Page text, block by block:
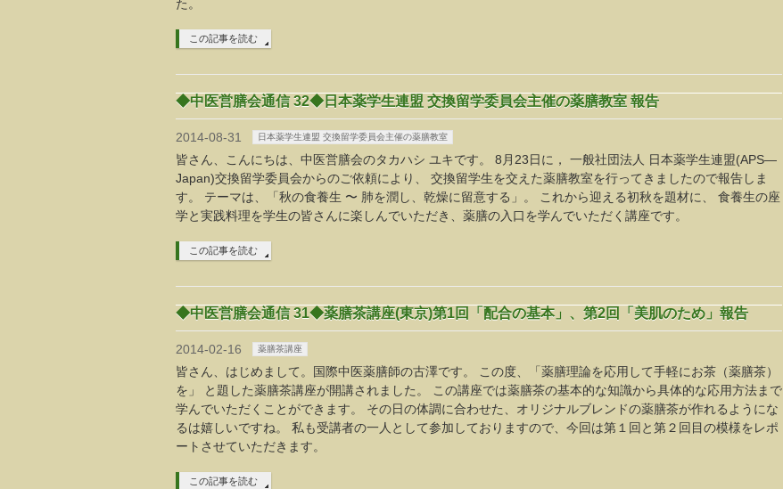
た。
この記事を読む
◆中医営膳会通信 32◆日本薬学生連盟 交換留学委員会主催の薬膳教室 報告
2014-08-31 日本薬学生連盟 交換留学委員会主催の薬膳教室
皆さん、こんにちは、中医営膳会のタカハシ ユキです。 8月23日に， 一般社団法人 日本薬学生連盟(APS—
Japan)交換留学委員会からのご依頼により、 交換留学生を交えた薬膳教室を行ってきましたので報告しま
す。 テーマは、「秋の食養生 〜 肺を潤し、乾燥に留意する」。 これから迎える初秋を題材に、 食養生の座
学と実践料理を学生の皆さんに楽しんでいただき、薬膳の入口を学んでいただく講座です。
この記事を読む
◆中医営膳会通信 31◆薬膳茶講座(東京)第1回「配合の基本」、第2回「美肌のため」報告
2014-02-16 薬膳茶講座
皆さん、はじめまして。国際中医薬膳師の古澤です。 この度、「薬膳理論を応用して手軽にお茶（薬膳茶）
を」 と題した薬膳茶講座が開講されました。 この講座では薬膳茶の基本的な知識から具体的な応用方法まで
学んでいただくことができます。 その日の体調に合わせた、オリジナルブレンドの薬膳茶が作れるようにな
るは嬉しいですね。 私も受講者の一人として参加しておりますので、今回は第１回と第２回目の模様をレポ
ートさせていただきます。
この記事を読む